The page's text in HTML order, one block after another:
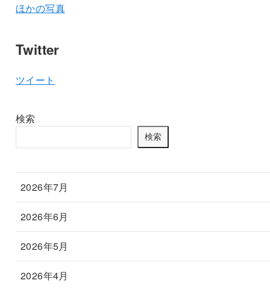
ほかの写真
Twitter
ツイート
検索
検索
2026年7月
2026年6月
2026年5月
2026年4月